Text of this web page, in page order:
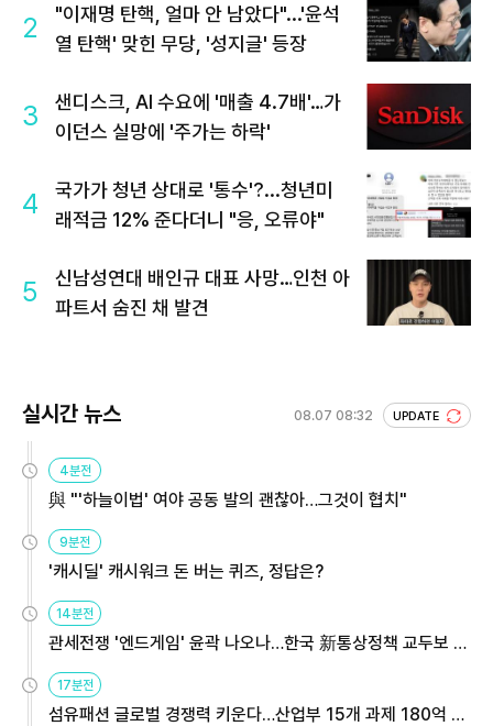
2
"이재명 탄핵, 얼마 안 남았다"...'윤석
열 탄핵' 맞힌 무당, '성지글' 등장
3
샌디스크, AI 수요에 '매출 4.7배'…가
이던스 실망에 '주가는 하락'
4
국가가 청년 상대로 '통수'?...청년미
래적금 12% 준다더니 "응, 오류야"
5
신남성연대 배인규 대표 사망…인천 아
파트서 숨진 채 발견
실시간 뉴스 08.07 08:32 UPDATE
4분전
與 "'하늘이법' 여야 공동 발의 괜찮아…그것이 협치"
9분전
'캐시딜' 캐시워크 돈 버는 퀴즈, 정답은?
14분전
관세전쟁 '엔드게임' 윤곽 나오나…한국 新통상정책 교두보 활
용해야
17분전
섬유패션 글로벌 경쟁력 키운다…산업부 15개 과제 180억 지